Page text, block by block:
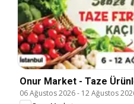
Onur Market - Taze
06 Ağustos 2026- 12 Ağustos